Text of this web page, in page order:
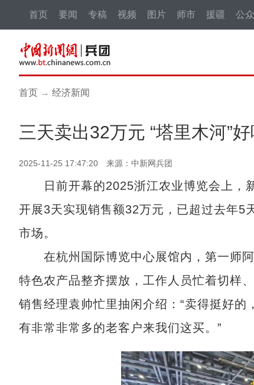
首页 要闻 专稿 视频 图片 师市 援疆 公
首页 → 经济新闻
三天卖出32万元 “塔里木河”
2025-11-25 17:47:20 来源：中新网兵团
日前开幕的2025浙江农业博览会上，新
开展3天实现销售额32万元，已超过去年5
市场。
在杭州国际博览中心展馆内，第一师阿
特色农产品整齐摆放，工作人员忙着切
销售经理袁帅忙里抽闲介绍：“卖得挺好的
有非常非常多的老客户来我们这买。”